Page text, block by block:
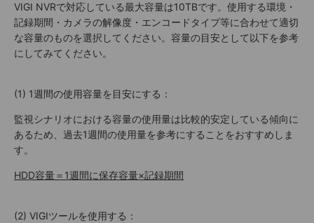
VIGI NVRで対応している最大容量は10TBです。使用する環境・
記録期間・カメラの解像度・エンコードタイプ等に合わせて適切
な容量のものを選択してください。容量の目安として以下を参考
にしてみてください。
(1) 1週間の使用容量を目安にする：
監視シナリオにおける容量の使用量は比較的安定している傾向に
あるため、過去1週間の使用量を参考にすることをおすすめしま
す。
HDD容量＝1週間に保存容量×記録期間
(2) VIGIツールを使用する：